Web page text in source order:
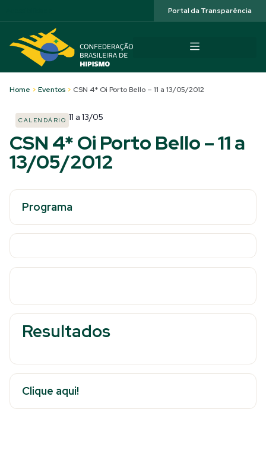
Portal da Transparência
Home > Eventos > CSN 4* Oi Porto Bello – 11 a 13/05/2012
CALENDÁRIO 11 a 13/05
CSN 4* Oi Porto Bello – 11 a
13/05/2012
Programa
Resultados
Clique aqui!